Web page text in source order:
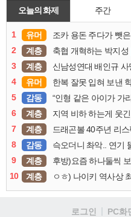
오늘의 화제 주간
1 유머 조카 용돈 주다가 뺏
2
계층 축협 개혁하는 박지성
3
계층 신남성연대 배인규
4
유머 한복 잘못 입혀 보낸
5
감동 “인형 같은 아이가 가라앉는
6
계층 지역 비하 하는게 웃
7
계층 드래곤볼 40주년 리
8
감동 슥오더니 촤악.. 연기 뚫고는
9
계층 후방)요즘 하나둘씩
10
계층 ㅇㅎ) 나이키 역사상
로그인 PC화